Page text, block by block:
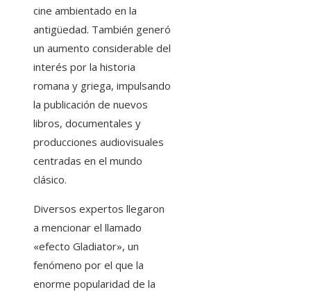
cine ambientado en la
antigüedad. También generó
un aumento considerable del
interés por la historia
romana y griega, impulsando
la publicación de nuevos
libros, documentales y
producciones audiovisuales
centradas en el mundo
clásico.
Diversos expertos llegaron
a mencionar el llamado
«efecto Gladiator», un
fenómeno por el que la
enorme popularidad de la